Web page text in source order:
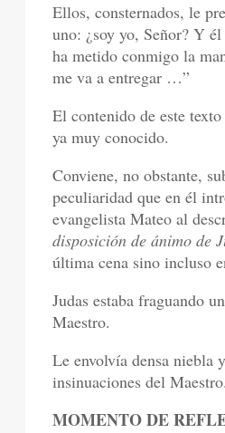
Ellos, consternados, le
uno: ¿soy yo, Señor? Y
ha metido conmigo la
me va a entregar …”
El contenido de este
ya muy conocido.
Conviene, no obstante,
peculiaridad que en él
evangelista Mateo al
disposición de ánimo de
última cena sino incluso
Judas estaba fraguando
Maestro.
Le envolvía densa niebla
insinuaciones del Maestro.
MOMENTO DE